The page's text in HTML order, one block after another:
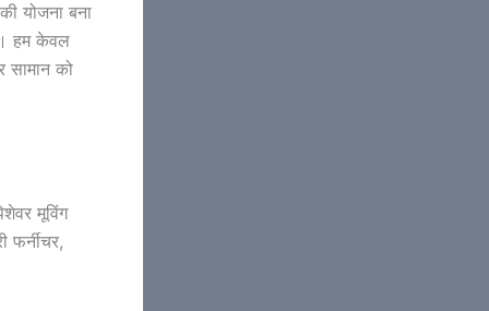
योजना बना
हम केवल
सामान को
मूविंग
फर्नीचर,